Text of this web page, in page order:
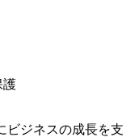
護
ビジネスの成長を支